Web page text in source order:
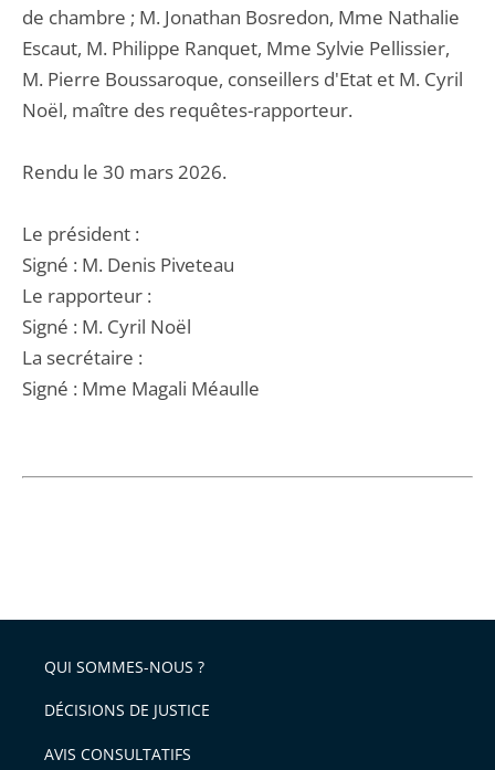
de chambre ; M. Jonathan Bosredon, Mme Nathalie
Escaut, M. Philippe Ranquet, Mme Sylvie Pellissier,
M. Pierre Boussaroque, conseillers d'Etat et M. Cyril
Noël, maître des requêtes-rapporteur.
Rendu le 30 mars 2026.
Le président :
Signé : M. Denis Piveteau
Le rapporteur :
Signé : M. Cyril Noël
La secrétaire :
Signé : Mme Magali Méaulle
QUI SOMMES-NOUS ?
DÉCISIONS DE JUSTICE
AVIS CONSULTATIFS